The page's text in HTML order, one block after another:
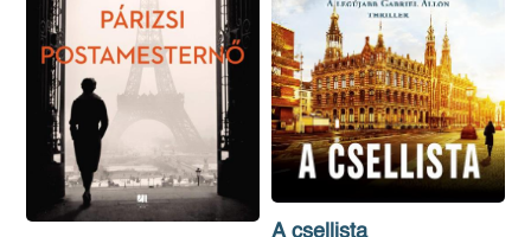
A csellista